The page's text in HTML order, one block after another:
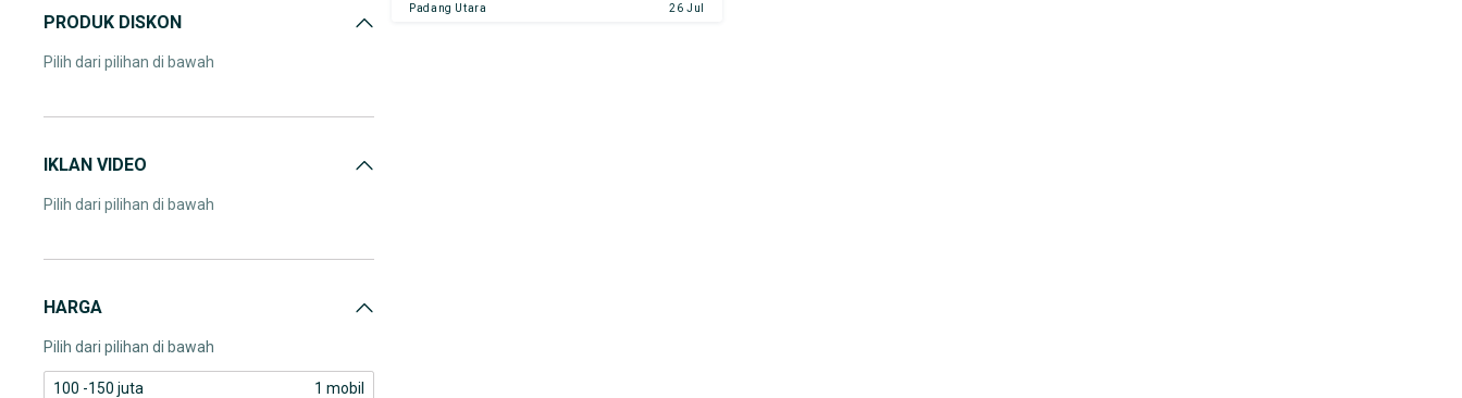
PRODUK DISKON
Pilih dari pilihan di bawah
IKLAN VIDEO
Pilih dari pilihan di bawah
HARGA
Pilih dari pilihan di bawah
100 -150 juta 1 mobil
Padang Utara 26 Jul